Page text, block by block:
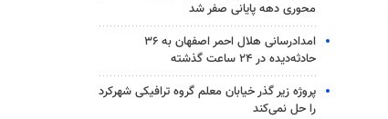
محوری دهه پایانی صفر شد
امدادرسانی هلال احمر اصفهان به ۳۶
حادثه‌دیده در ۲۴ ساعت گذشته
پروژه زیر گذر خیابان معلم گروه ترافیکی شهرکرد
را حل نمی‌کند